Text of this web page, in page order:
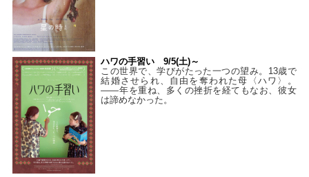
ハワの手習い 9/5(土)～
この世界で、学びがたった一つの望み。13歳で
結婚させられ、自由を奪われた母〈ハワ〉。
——年を重ね、多くの挫折を経てもなお、彼女
は諦めなかった。